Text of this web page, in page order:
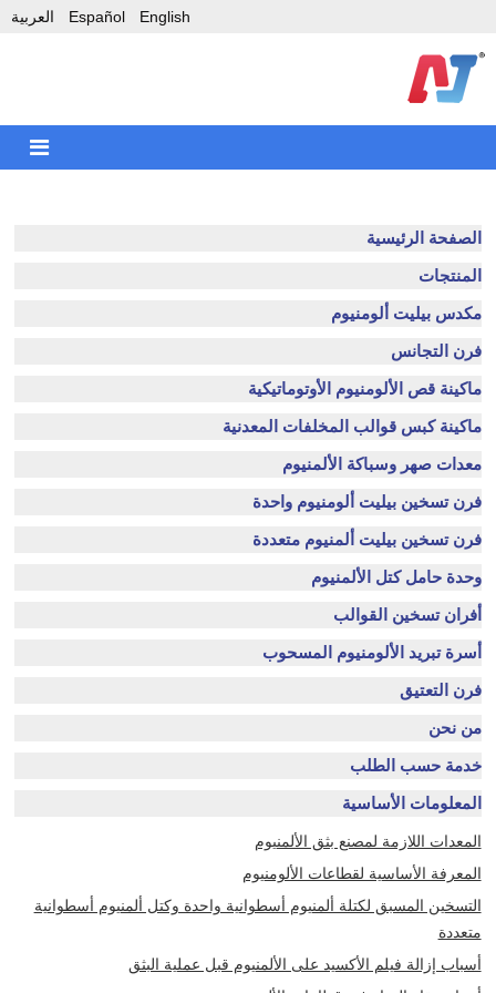
English
Español العربية
الصفحة الرئيسية
المنتجات
مكدس بيليت ألومنيوم
فرن التجانس
ماكينة قص الألومنيوم الأوتوماتيكية
ماكينة كبس قوالب المخلفات المعدنية
معدات صهر وسباكة الألمنيوم
فرن تسخين بيليت ألومنيوم واحدة
فرن تسخين بيليت ألمنيوم متعددة
وحدة حامل كتل الألمنيوم
أفران تسخين القوالب
أسرة تبريد الألومنيوم المسحوب
فرن التعتيق
من نحن
خدمة حسب الطلب
المعلومات الأساسية
المعدات اللازمة لمصنع بثق الألمنيوم
المعرفة الأساسية لقطاعات الألومنيوم
التسخين المسبق لكتلة ألمنيوم أسطوانية واحدة وكتل ألمنيوم أسطوانية
متعددة
أسباب إزالة فيلم الأكسيد على الألمنيوم قبل عملية البثق